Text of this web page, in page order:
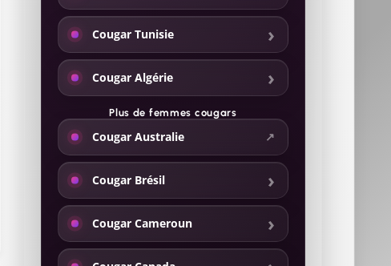
Cougar Tunisie
Cougar Algérie
Plus de femmes cougars
Cougar Australie
Cougar Brésil
Cougar Cameroun